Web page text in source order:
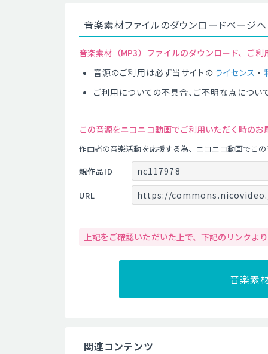
音楽素材ファイルのダウンロードページへ
音楽素材（MP3）ファイルのダウンロード、ご
音源のご利用は必ず当サイトの ライセンス ・
ご利用についての不具合、ご不明な点につい
この音源をニコニコ動画でご利用いただく時のお
作曲者の音楽活動を応援する為、ニコニコ動画でこ
親作品ID
nc117978
URL https://
上記をご確認いただいた上で、下記のリンクよ
音楽素
関連コンテンツ